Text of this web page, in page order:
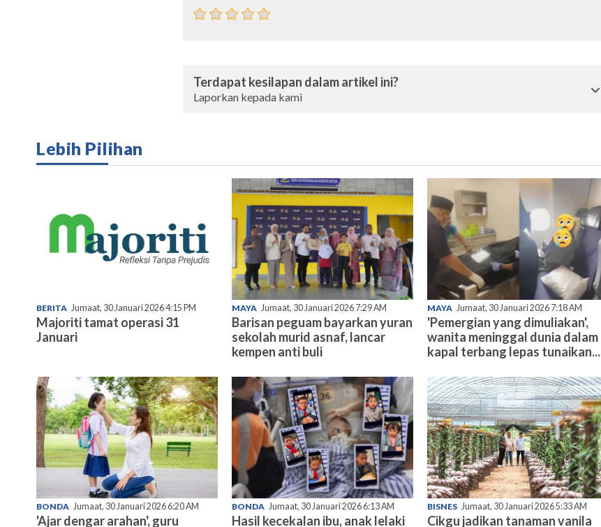
Terdapat kesilapan dalam artikel ini?
Laporkan kepada kami
Lebih Pilihan
BERITA Jumaat, 30 Januari 2026 4:15 PM
Majoriti tamat operasi 31
Januari
MAYA Jumaat, 30 Januari 2026 7:29 AM
Barisan peguam bayarkan yuran
sekolah murid asnaf, lancar
kempen anti buli
MAYA Jumaat, 30 Januari 2026 7:18 AM
'Pemergian yang dimuliakan',
wanita meninggal dunia dalam
kapal terbang lepas tunaikan...
BONDA Jumaat, 30 Januari 2026 6:20 AM
'Ajar dengar arahan', guru
BONDA Jumaat, 30 Januari 2026 6:13 AM
Hasil kecekalan ibu, anak lelaki
BISNES Jumaat, 30 Januari 2026 5:33 AM
Cikgu jadikan tanaman vanila